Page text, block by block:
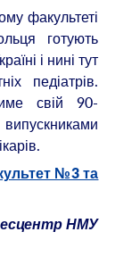
факультеті
готують
і нині тут
педіатрів.
свій 90-
№3 та
НМУ